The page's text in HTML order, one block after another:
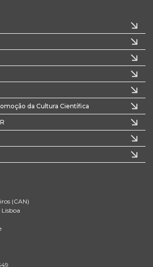
da Cultura Científica
(CAN)